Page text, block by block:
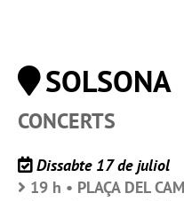
SOLSONA
CONCERTS
Dissabte 17 de juliol
19 h • PLAÇA DEL